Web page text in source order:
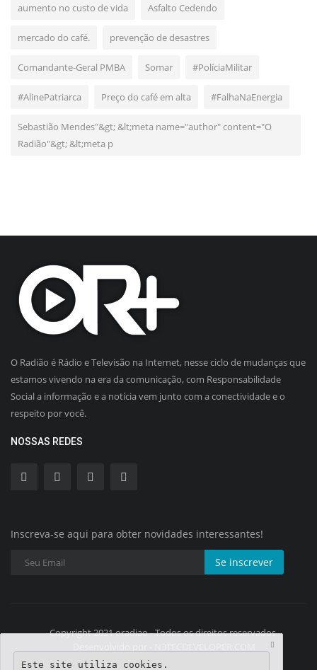
aumento no custo de vida Asfalto Cedendo
mercado do café. prevenção de desastres
Comandante-Geral PMBA Somar #PolíciaMilitar
#AlinePatriarca Preço do café em alta #FalhaNaEnergia
Sebastião Mendes"&gt; &lt;meta name="author" content="O
Radião"&gt; &lt;meta p
O Radião é Rádio e Televisão na Internet, nesse ciclo de mudanças que
estamos vivendo na era da comunicação, com Responsabilidade
Social a informação e a notícia vem junto com a conectividade e o
respeito por você.
NOSSAS REDES
Inscreva-se aqui para obter novidades interessantes!
Se inscrever
Copyright 2021 oradiao - Todos os direitos reservados.
Este site utiliza cookies.